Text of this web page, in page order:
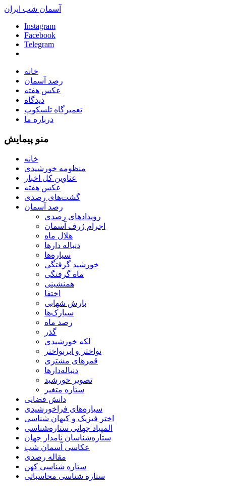
آسمان شب ایران
Instagram
Facebook
Telegram
خانه
رصد آسمان
عکس هفته
دیدگاه
تعمیرگاه تلسکوپ
درباره ما
منو پیمایش
خانه
منظومه خورشیدی
عناوین کل اخبار
عکس هفته
گشت‌های رصدی
رصد آسمان
رویدادهای رصدی
اجرام ژرف آسمان
هلال ماه
دنباله دارها
سیاره‌ها
خورشید گرفتگی
ماه گرفتگی
همنشینی
اختفا
بارش شهابی
سیارک‌ها
رصد ماه
گذر
لکه خورشیدی
نواختر و ابرنواختر
قمرهای مشتری
دنباله‌دارها
تصویر خورشید
ستاره متغیر
دانش فضایی
سیاره‌های فراخورشیدی
اختر فیزیک و کیهان شناسی
المپیاد جهانی ستاره‌شناسی
ستاره‌شناسان نامدار جهان
عکاسی آسمان شب
مقاله رصدی
ستاره شناسی کهن
ستاره شناسی محاسباتی